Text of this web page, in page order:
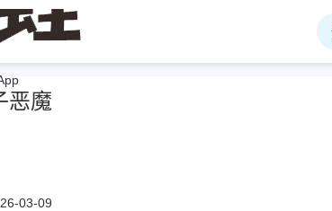
恶魔
03-09